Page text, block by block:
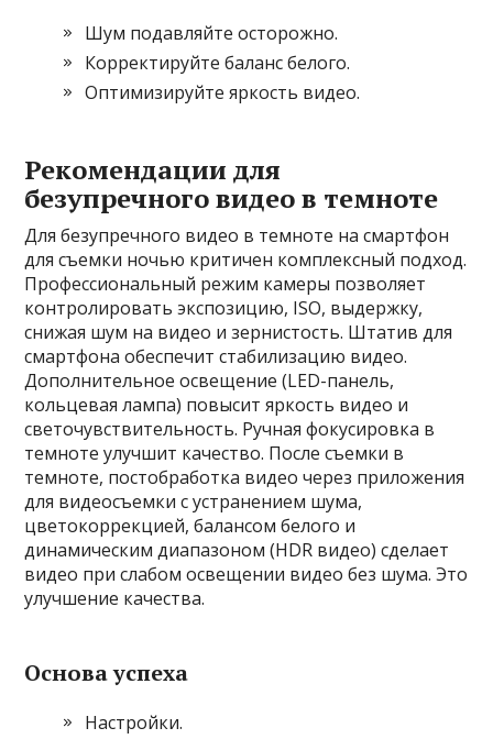
Шум подавляйте осторожно.
Корректируйте баланс белого.
Оптимизируйте яркость видео.
Рекомендации для
безупречного видео в темноте
Для безупречного видео в темноте на смартфон
для съемки ночью критичен комплексный подход.
Профессиональный режим камеры позволяет
контролировать экспозицию, ISO, выдержку,
снижая шум на видео и зернистость. Штатив для
смартфона обеспечит стабилизацию видео.
Дополнительное освещение (LED-панель,
кольцевая лампа) повысит яркость видео и
светочувствительность. Ручная фокусировка в
темноте улучшит качество. После съемки в
темноте, постобработка видео через приложения
для видеосъемки с устранением шума,
цветокоррекцией, балансом белого и
динамическим диапазоном (HDR видео) сделает
видео при слабом освещении видео без шума. Это
улучшение качества.
Основа успеха
Настройки.